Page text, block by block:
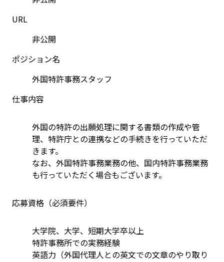
URL
非公開
ポジション名
外国特許事務スタッフ
仕事内容
外国の特許の出願処理に関する書類の作成や管
理、特許庁との連携などの手続きを行っていただ
きます。
なお、外国特許事務業務の他、国内特許事務業務
も行っていただく場合もございます。
応募資格（必須要件）
大学院、大学、短期大学卒以上
特許事務所での実務経験
英語力（外国代理人との英文での文章のやり取り